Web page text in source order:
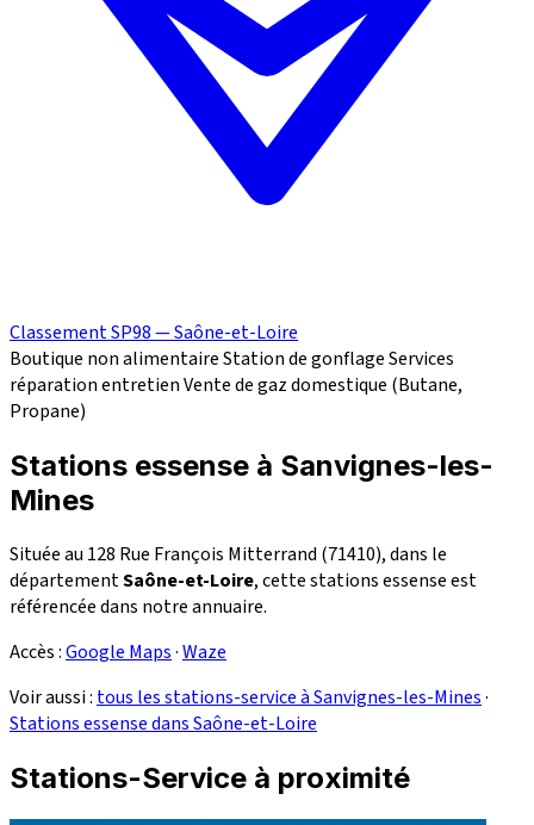
Classement SP98 — Saône-et-Loire
Boutique non alimentaireStation de gonflageServices
réparationentretienVente de gaz domestique (Butane,
Propane)
Stations essense à Sanvignes-les-
Mines
Située au 128 Rue François Mitterrand (71410), dans le
départementSaône-et-Loire, cette stations essense est
référencée dans notre annuaire.
Accès :Google Maps·Waze
Voir aussi : tous les stations-service à Sanvignes-les-Mines·
Stations essense dans Saône-et-Loire
Stations-Service à proximité